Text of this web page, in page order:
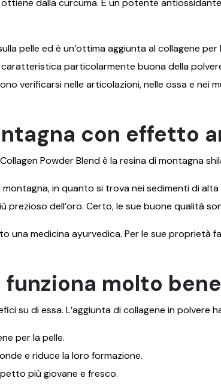
dalla curcuma. È un potente
pelle ed è un’ottima aggiunta al collagene
particolarmente buona della
verificarsi nelle articolazioni, nelle ossa e nei
con effetto
Powder Blend è la resina di montagna
in quanto si trova nei sedimenti di
dell’oro. Certo, le sue buone qualità
una medicina ayurvedica. Per le sue proprietà
molto
su di essa. L’aggiunta di collagene in polvere
per la pelle.
e riduce la loro formazione.
più giovane e fresco.
akciji.